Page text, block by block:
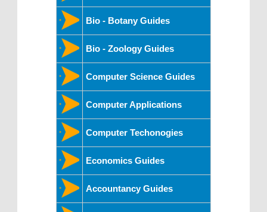
Bio - Botany Guides
Bio - Zoology Guides
Computer Science Guides
Computer Applications
Computer Techonogies
Economics Guides
Accountancy Guides